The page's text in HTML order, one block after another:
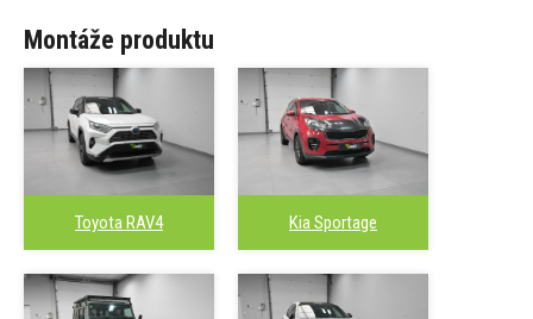
Montáže produktu
Toyota RAV4 Kia Sportage